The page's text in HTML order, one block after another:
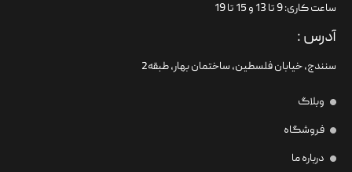
ساعت کاری: 9 تا 13 و 15 تا 19
آدرس :
سنندج، خیابان فلسطین،‌ ساختمان بهار، طبقه2
وبلاگ
فروشگاه
درباره ما